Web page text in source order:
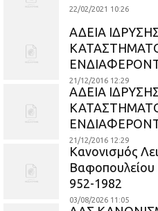
22/02/2021 10:26
ΑΔΕΙΑ
21/12/2016 12:29
ΑΔΕΙΑ
21/12/2016 12:29
Κανονισμός
Βαφοπουλείου
952-1982
03/08/2026 11:05